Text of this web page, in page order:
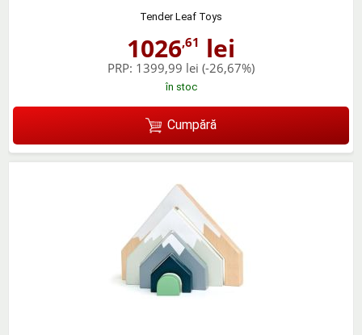
Tender Leaf Toys
1026,61 lei
PRP: 1399,99 lei (-26,67%)
în stoc
Cumpără